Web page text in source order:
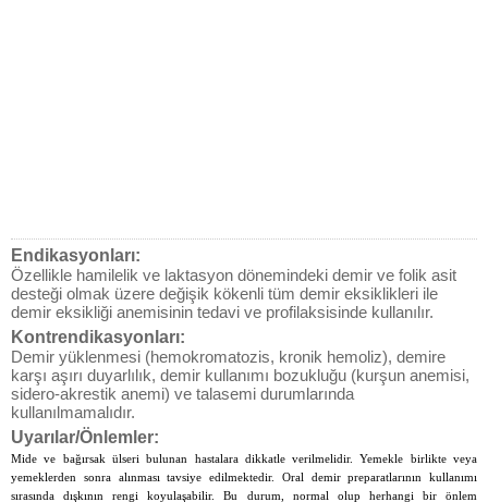
Endikasyonları:
Özellikle hamilelik ve laktasyon dönemindeki demir ve folik asit
desteği olmak üzere değişik kökenli tüm demir eksiklikleri ile
demir eksikliği anemisinin tedavi ve profilaksisinde kullanılır.
Kontrendikasyonları:
Demir yüklenmesi (hemokromatozis, kronik hemoliz), demire
karşı aşırı duyarlılık, demir kullanımı bozukluğu (kurşun anemisi,
sidero-akrestik anemi) ve talasemi durumlarında
kullanılmamalıdır.
Uyarılar/Önlemler:
Mide ve bağırsak ülseri bulunan hastalara dikkatle verilmelidir. Yemekle birlikte veya
yemeklerden sonra alınması tavsiye edilmektedir. Oral demir preparatlarının kullanımı
sırasında dışkının rengi koyulaşabilir. Bu durum, normal olup herhangi bir önlem